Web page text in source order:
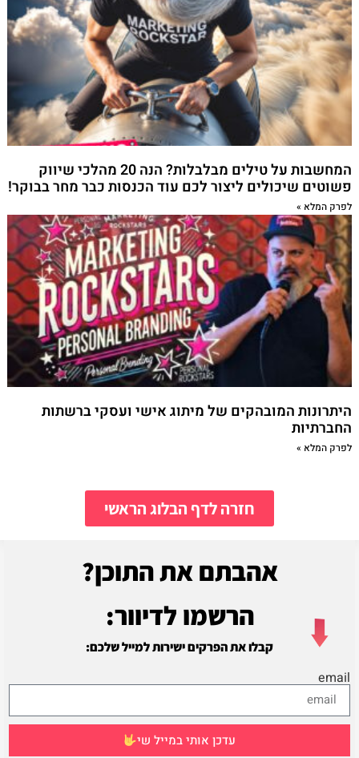
המחשבות על טילים מבלבלות? הנה 20 מהלכי שיווק
פשוטים שיכולים ליצור לכם עוד הכנסות כבר מחר בבוקר!
לפרק המלא »
היתרונות המובהקים של מיתוג אישי ועסקי ברשתות
החברתיות
לפרק המלא »
חזרה לדף הבלוג הראשי
אהבתם את התוכן?
הרשמו לדיוור:
קבלו את הפרקים ישירות למייל שלכם:
email
עדכן אותי במייל שי